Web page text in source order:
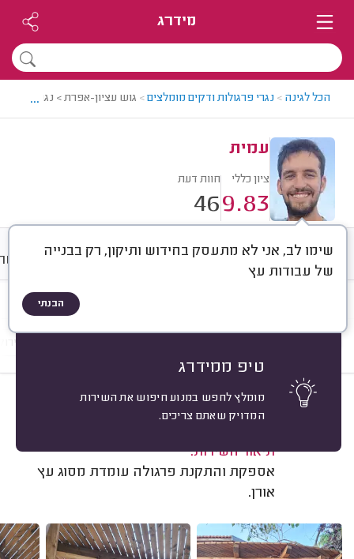
מידרג
הכל לגינה > נגרי פרגולות ודקים מומלצים> גוש עציון-אפרת > נגר...
עמית
ציון כללי
9.83
חוות דעת
46
שימו לב, אני לא מתעסק בחידוש ותיקון, רק בבנייה
של עבודות עץ
הבנתי
טיפ ממידרג
מומלץ לחפש במנוע חיפוש את השירות
המדויק שאתם צריכים.
חוות דעת ממוצע גלריה
אבי בר, מבשרת ציון.
משוב: 21/05/2025
תיאור השירות:
אספקת והתקנת פרגולה עומדת מסוג עץ
אורן.
10